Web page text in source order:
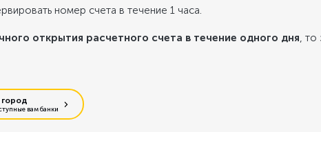
номер счета в течение 1 часа.
открытия расчетного счета в течение одного дня, то
вам банки